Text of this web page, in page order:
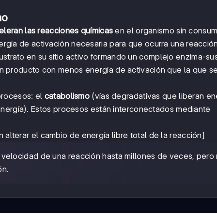
las reacciones químicas en el organismo sin
de activación necesaria para que ocurra una
en su sitio activo formando un complejo enzima-
producto con menos energía de activación que la que
el catabolismo (vías degradativas que liberan
Estos procesos están interconectados mediante
alterar el cambio de energía libre total de la reacción]
de una reacción hasta millones de veces, pero